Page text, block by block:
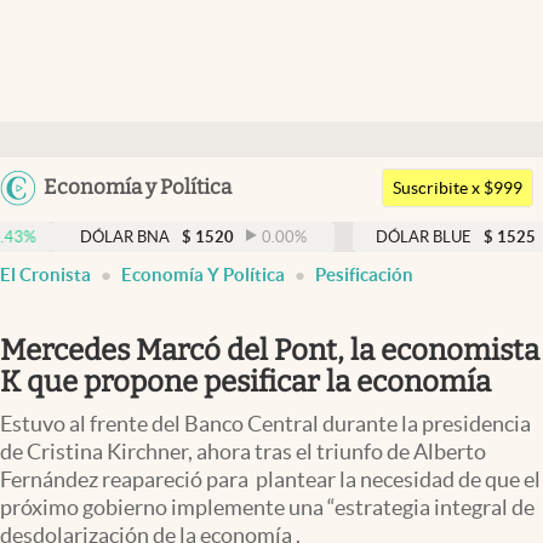
Argentina
Uruguay
Economía y Política
Members
Economía y Política
Finanzas y Mercados
Negocios
Columnistas
Otras secciones
Apertura
Suscribite x $999
DÓLAR BNA $ 1520 0.00 % DÓLAR BLUE $ 1525 -
El Cronista Economía Y Política Pesificación
Mercedes Marcó del Pont, la economista
K que propone pesificar la economía
Estuvo al frente del Banco Central durante la presidencia
de Cristina Kirchner, ahora tras el triunfo de Alberto
Fernández reapareció para plantear la necesidad de que el
próximo gobierno implemente una “estrategia integral de
desdolarización de la economía .